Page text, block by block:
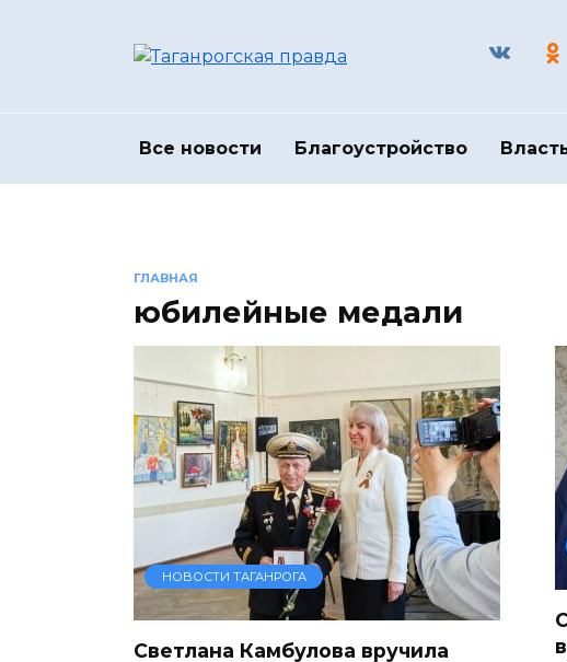
Все новости Благоустройство
ГЛАВНАЯ
юбилейные медали
НОВОСТИ ТАГАНРОГА
Светлана Камбулова вручила